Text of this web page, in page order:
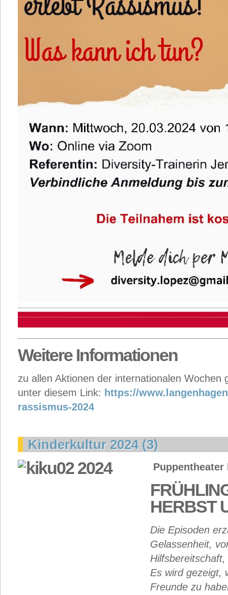
Weitere Informationen
zu allen Aktionen der internationalen Wochen
unter diesem Link: https://
rassismus-2024
Kinderkultur 2024 (3)
HERBST
Die Episoden
Gelassenheit,
Es wird gezeigt,
Freunde zu